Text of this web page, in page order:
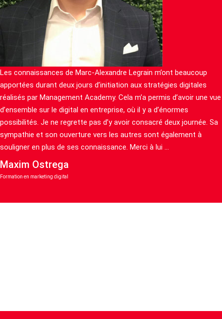
Les connaissances de Marc-Alexandre Legrain m’ont beaucoup
apportées durant deux jours d’initiation aux stratégies digitales
réalisés par Management Academy. Cela m’a permis d’avoir une vue
d’ensemble sur le digital en entreprise, où il y a d’énormes
possibilités. Je ne regrette pas d’y avoir consacré deux journée. Sa
sympathie et son ouverture vers les autres sont également à
souligner en plus de ses connaissance. Merci à lui …
Maxim Ostrega
Formation en marketing digital